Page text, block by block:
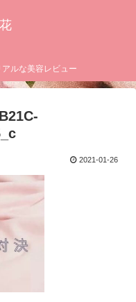
ルな美容レビュー
2021-01-26